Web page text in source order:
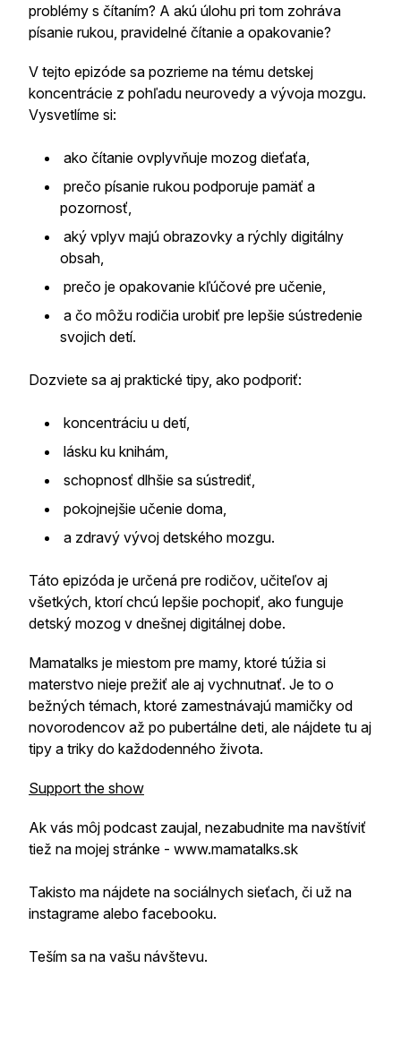
problémy s čítaním? A akú úlohu pri tom zohráva
písanie rukou, pravidelné čítanie a opakovanie?
V tejto epizóde sa pozrieme na tému detskej
koncentrácie z pohľadu neurovedy a vývoja mozgu.
Vysvetlíme si:
ako čítanie ovplyvňuje mozog dieťaťa,
prečo písanie rukou podporuje pamäť a
pozornosť,
aký vplyv majú obrazovky a rýchly digitálny
obsah,
prečo je opakovanie kľúčové pre učenie,
a čo môžu rodičia urobiť pre lepšie sústredenie
svojich detí.
Dozviete sa aj praktické tipy, ako podporiť:
koncentráciu u detí,
lásku ku knihám,
schopnosť dlhšie sa sústrediť,
pokojnejšie učenie doma,
a zdravý vývoj detského mozgu.
Táto epizóda je určená pre rodičov, učiteľov aj
všetkých, ktorí chcú lepšie pochopiť, ako funguje
detský mozog v dnešnej digitálnej dobe.
Mamatalks je miestom pre mamy, ktoré túžia si
materstvo nieje prežiť ale aj vychnutnať. Je to o
bežných témach, ktoré zamestnávajú mamičky od
novorodencov až po pubertálne deti, ale nájdete tu aj
tipy a triky do každodenného života.
Support the show
Ak vás môj podcast zaujal, nezabudnite ma navštíviť
tiež na mojej stránke - www.mamatalks.sk
Takisto ma nájdete na sociálnych sieťach, či už na
instagrame alebo facebooku.
Teším sa na vašu návštevu.